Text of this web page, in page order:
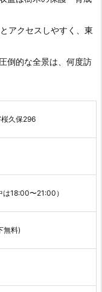
アクセスしやすく、東
倒的な全景は、何度訪
久保296
18:00〜21:00）
無料)